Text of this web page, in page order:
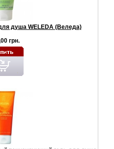
душа WELEDA (Веледа)
грн.